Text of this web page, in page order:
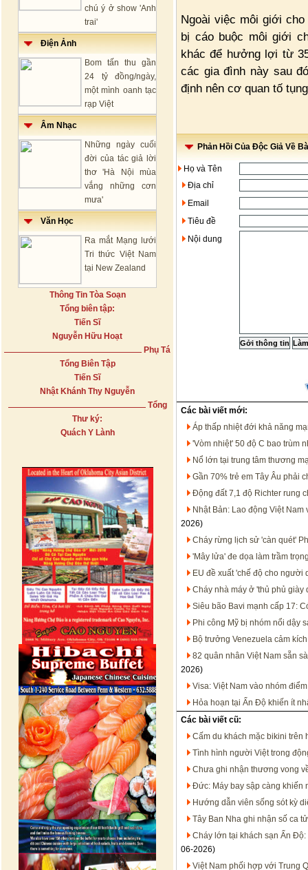
chú ý ở show 'Anh
trai'
Điện Ảnh
Bom tấn thu gần
24 tỷ đồng/ngày,
một mình oanh tạc
rạp Việt
Âm Nhạc
Những ngày cuối
đời của tác giả lời
thơ 'Hà Nội mùa
vắng những cơn
mưa'
Văn Học
Ra mắt Mạng lưới
Tri thức Việt Nam
tại New Zealand
Thông Tin Tòa Soạn
Tổng biên tập:
Tiến Sĩ
Nguyễn Hữu Hoạt
Phụ Tá
Tổng Biên Tập
Tiến Sĩ
Nhật Khánh Thy Nguyễn
Tổng
Thư ký:
Quách Y Lành
Ngoài việc môi giới
bị cáo buộc môi giới
khác để hưởng lợi từ
các gia đình này sau
định nên cơ quan tố
Phản Hồi Của Độc Giả Về
Họ và Tên
Địa chỉ
Email
Tiêu đề
Nội dung
Các bài viết mới:
Áp thấp nhiệt đới khả năng
'Vòm nhiệt' 50 độ C bao trùm
Nổ lớn tại trung tâm thương
Gần 70% trẻ em Tây Âu phải
Động đất 7,1 độ Richter rung
Nhật Bản: Lao động Việt
2026)
Cháy rừng lịch sử 'càn quét'
'Mây lửa' đe dọa làm trầm
EU đề xuất 'chế độ cho người
Cháy nhà máy ở 'thủ phủ
Siêu bão Bavi mạnh cấp 17:
Phi công Mỹ bị nhóm nổi dậy
Bộ trưởng Venezuela cảm
82 quân nhân Việt Nam sẵn
2026)
Visa: Việt Nam vào nhóm
Hỏa hoạn tại Ấn Độ khiến ít
Các bài viết cũ:
Cấm du khách mặc bikini trên
Tình hình người Việt trong
Chưa ghi nhận thương vong
Đức: Máy bay sập càng khiến
Hướng dẫn viên sống sót kỳ
Tây Ban Nha ghi nhận số ca
Cháy lớn tại khách sạn Ấn
06-2026)
Việt Nam phối hợp với Trung